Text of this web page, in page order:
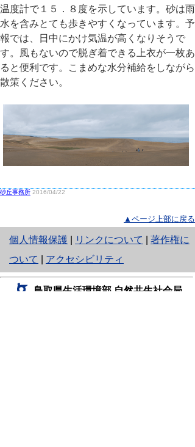
温度計で１５．８度を示しています。砂は雨
水を含みとても歩きやすくなっています。予
報では、日中にかけ気温が高くなりそうで
す。風もないので脱ぎ着できる上衣が一枚あ
ると便利です。こまめな水分補給をしながら
散策ください。
砂丘事務所 2016/04/22
▲ページ上部に戻る
個人情報保護
と
り
ネ
リンクについて
著作権に
ついて
アクセシビリティ
鳥取県生活環境部 自然共生社会局